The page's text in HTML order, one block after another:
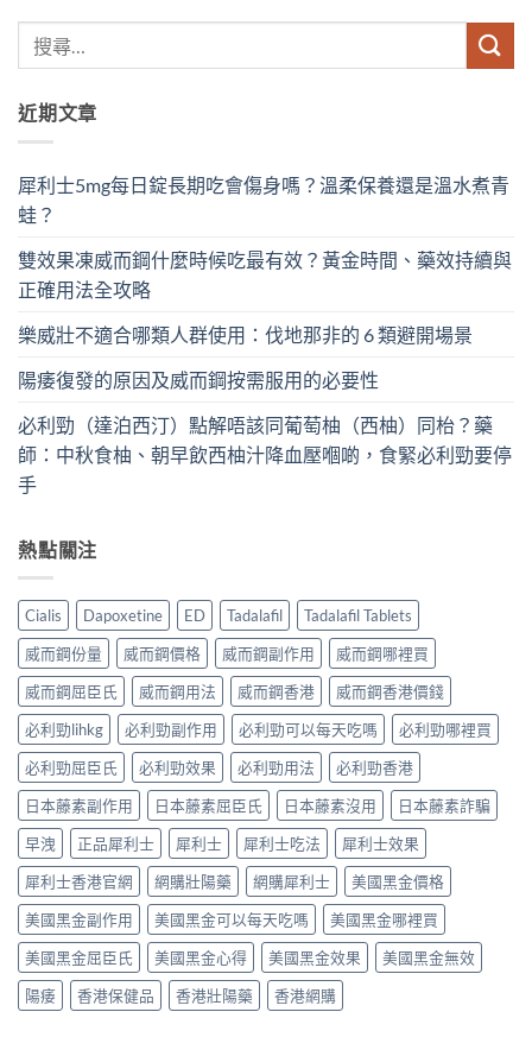
近期文章
犀利士5mg每日錠長期吃會傷身嗎？溫柔保養還是溫水煮青
蛙？
雙效果凍威而鋼什麼時候吃最有效？黃金時間、藥效持續與
正確用法全攻略
樂威壯不適合哪類人群使用：伐地那非的 6 類避開場景
陽痿復發的原因及威而鋼按需服用的必要性
必利勁（達泊西汀）點解唔該同葡萄柚（西柚）同枱？藥
師：中秋食柚、朝早飲西柚汁降血壓嗰啲，食緊必利勁要停
手
熱點關注
Cialis Dapoxetine ED Tadalafil
Tadalafil Tablets
威而鋼份量
威而鋼價格 威而鋼副作用
威而鋼哪裡買
威而鋼屈臣氏
威而鋼用法 威而鋼香港
威而鋼香港價錢
必利勁lihkg
必利勁副作用 必利勁可以每天吃嗎
必利勁哪裡買
必利勁屈臣氏
必利勁效果 必利勁用法
必利勁香港
日本藤素副作用
日本藤素屈臣氏 日本藤素沒用
日本藤素詐騙
早洩
正品犀利士 犀利士 犀利士吃法
犀利士效果
犀利士香港官網
網購壯陽藥 網購犀利士
美國黑金價格
美國黑金副作用
美國黑金可以每天吃嗎
美國黑金哪裡買
美國黑金屈臣氏
美國黑金心得 美國黑金效果
美國黑金無效
陽痿
香港保健品 香港壯陽藥 香港網購